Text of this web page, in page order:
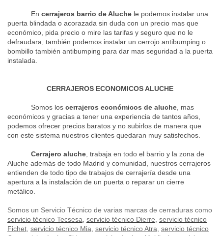
En cerrajeros barrio de Aluche le podemos instalar una
puerta blindada o acorazada sin duda con un precio mas que
económico, pida precio o mire las tarifas y seguro que no le
defraudara, también podemos instalar un cerrojo antibumping o
bombillo también antibumping para dar mas seguridad a la puerta
instalada.
CERRAJEROS ECONOMICOS ALUCHE
Somos los cerrajeros económicos de aluche, mas
económicos y gracias a tener una experiencia de tantos años,
podemos ofrecer precios baratos y no subirlos de manera que
con este sistema nuestros clientes quedaran muy satisfechos.
Cerrajero aluche, trabaja en todo el barrio y la zona de
Aluche además de todo Madrid y comunidad, nuestros cerrajeros
entienden de todo tipo de trabajos de cerrajería desde una
apertura a la instalación de un puerta o reparar un cierre
metálico.
Somos un Servicio Técnico de varias marcas de cerraduras como
servicio técnico Tecsesa, servicio técnico Dierre, servicio técnico
Fichet, servicio técnico Mia, servicio técnico Atra, servicio técnico